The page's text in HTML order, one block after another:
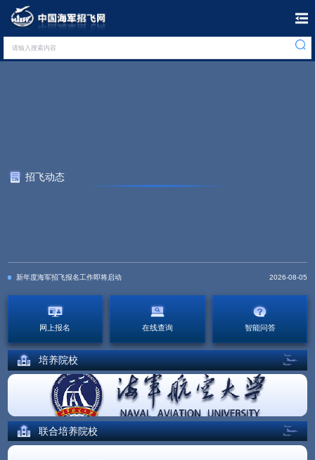
请输入搜索内容
招飞动态
新年度海军招飞报名工作即将启动 2026-08-05
网上报名 在线查询 智能问答
培养院校
联合培养院校